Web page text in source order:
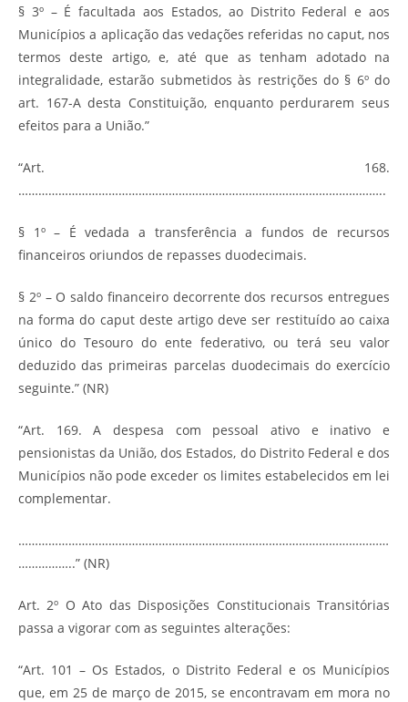
§ 3º – É facultada aos Estados, ao Distrito Federal e aos
Municípios a aplicação das vedações referidas no caput, nos
termos deste artigo, e, até que as tenham adotado na
integralidade, estarão submetidos às restrições do § 6º do
art. 167-A desta Constituição, enquanto perdurarem seus
efeitos para a União.”
“Art. 168.
………………………………………………………………………………………………..
§ 1º – É vedada a transferência a fundos de recursos
financeiros oriundos de repasses duodecimais.
§ 2º – O saldo financeiro decorrente dos recursos entregues
na forma do caput deste artigo deve ser restituído ao caixa
único do Tesouro do ente federativo, ou terá seu valor
deduzido das primeiras parcelas duodecimais do exercício
seguinte.” (NR)
“Art. 169. A despesa com pessoal ativo e inativo e
pensionistas da União, dos Estados, do Distrito Federal e dos
Municípios não pode exceder os limites estabelecidos em lei
complementar.
…………………………………………………………………………………………………
……………..” (NR)
Art. 2º O Ato das Disposições Constitucionais Transitórias
passa a vigorar com as seguintes alterações:
“Art. 101 – Os Estados, o Distrito Federal e os Municípios
que, em 25 de março de 2015, se encontravam em mora no